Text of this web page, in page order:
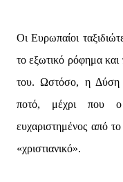
Οι Ευρωπαίοι
το εξωτικό ρόφημα και
του. Ωστόσο, η Δύση
ποτό, μέχρι που
ευχαριστημένος από
«χριστιανικό».